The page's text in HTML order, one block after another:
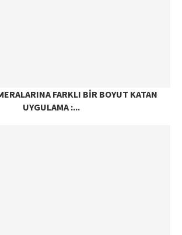
FARKLI BIR BOYUT KATAN
UYGULAMA :...